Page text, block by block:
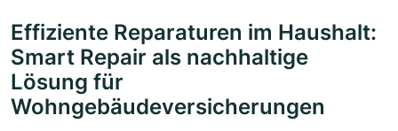
Effiziente Reparaturen im Haushalt:
Smart Repair als nachhaltige
Lösung für
Wohngebäudeversicherungen